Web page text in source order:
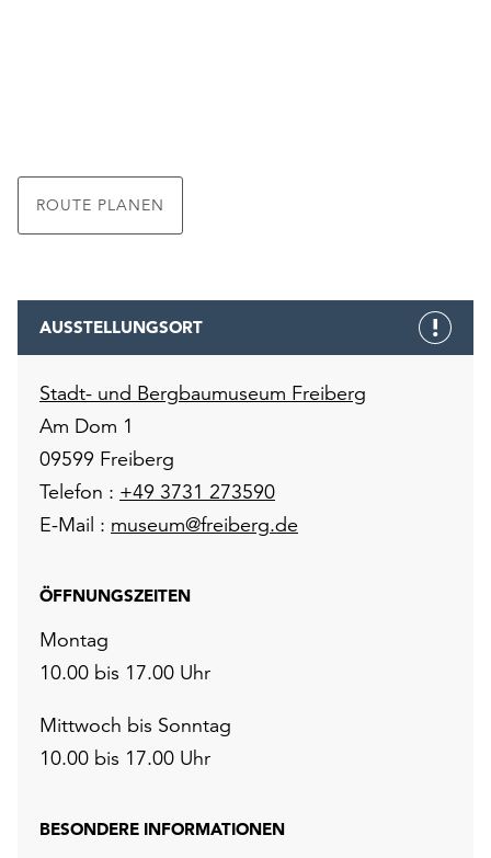
ROUTE PLANEN
AUSSTELLUNGSORT
Stadt- und Bergbaumuseum Freiberg
Am Dom 1
09599 Freiberg
Telefon : +49 3731 273590
E-Mail : museum@freiberg.de
ÖFFNUNGSZEITEN
Montag
10.00 bis 17.00 Uhr
Mittwoch bis Sonntag
10.00 bis 17.00 Uhr
BESONDERE INFORMATIONEN